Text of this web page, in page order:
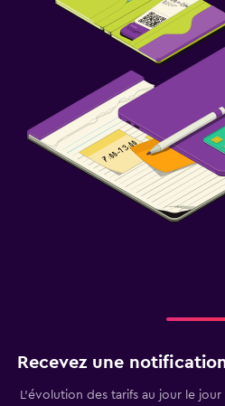
Recevez une
L’évolution des tarifs au jour le